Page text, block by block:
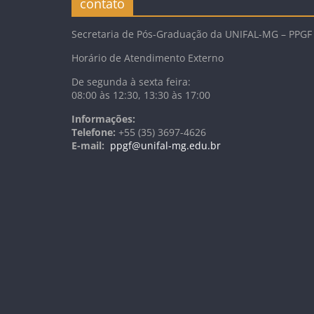
Secretaria de Pós-Graduação da UNIFAL-MG – PPGF
Horário de Atendimento Externo
De segunda à sexta feira:
08:00 às 12:30, 13:30 às 17:00
Informações:
Telefone: +55 (35) 3697-4626
E-mail: ppgf@unifal-mg.edu.br